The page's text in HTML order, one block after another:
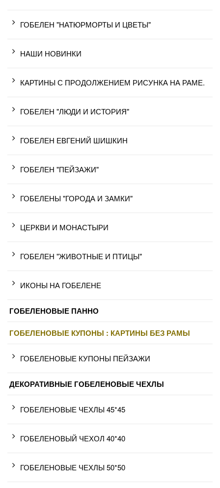
ГОБЕЛЕН "НАТЮРМОРТЫ И ЦВЕТЫ"
НАШИ НОВИНКИ
КАРТИНЫ С ПРОДОЛЖЕНИЕМ РИСУНКА НА РАМЕ.
ГОБЕЛЕН "ЛЮДИ И ИСТОРИЯ"
ГОБЕЛЕН ЕВГЕНИЙ ШИШКИН
ГОБЕЛЕН "ПЕЙЗАЖИ"
ГОБЕЛЕНЫ "ГОРОДА И ЗАМКИ"
ЦЕРКВИ И МОНАСТЫРИ
ГОБЕЛЕН "ЖИВОТНЫЕ И ПТИЦЫ"
ИКОНЫ НА ГОБЕЛЕНЕ
ГОБЕЛЕНОВЫЕ ПАННО
ГОБЕЛЕНОВЫЕ КУПОНЫ : КАРТИНЫ БЕЗ РАМЫ
ГОБЕЛЕНОВЫЕ КУПОНЫ ПЕЙЗАЖИ
ДЕКОРАТИВНЫЕ ГОБЕЛЕНОВЫЕ ЧЕХЛЫ
ГОБЕЛЕНОВЫЕ ЧЕХЛЫ 45*45
ГОБЕЛЕНОВЫЙ ЧЕХОЛ 40*40
ГОБЕЛЕНОВЫЕ ЧЕХЛЫ 50*50